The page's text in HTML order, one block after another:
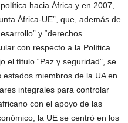
hacia África y en 2007,
África-UE”, que, además de
y “derechos
con respecto a la Política
el título “Paz y seguridad”, se
miembros de la UA en
integrales para controlar
con el apoyo de las
la UE se centró en los